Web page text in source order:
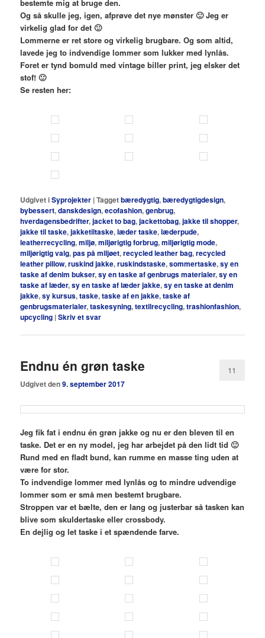
bestemte mig at bruge den.
Og så skulle jeg, igen, afprøve det nye mønster 🙂 Jeg er
virkelig glad for det 🙂
Lommerne er ret store og virkelig brugbare. Og som altid,
lavede jeg to indvendige lommer som lukker med lynlås.
Foret er tynd bomuld med vintage biller print, jeg elsker det
stof! 🙂
Se resten her:
Udgivet iSyprojekter |Taggetbæredygtig,bæredygtigdesign,
bybessert,danskdesign,ecofashion,genbrug,
hverdagensbedrifter,jacket to bag,jackettobag,jakke til shopper,
jakke til taske,jakketiltaske,læder taske,læderpude,
leatherrecycling,miljø,miljørigtig forbrug,miljørigtig mode,
miljørigtig valg,pas på miljøet,recycled leather bag,recycled
leather pillow,ruskind jakke,ruskindstaske,sommertaske,sy en
taske af denim bukser,sy en taske af genbrugs materialer,sy en
taske af læder,sy en taske af læder jakke,sy en taske at denim
jakke,sy kursus,taske,taske af en jakke,taske af
genbrugsmaterialer,taskesyning,textilrecycling,trashionfashion,
upcycling |Skriv et svar
Endnu én grøn taske
Udgivet den9. september 2017
11
Jeg fik fat i endnu én grøn jakke og nu er den bleven til en
taske. Det er en ny model, jeg har arbejdet på den lidt tid 🙂
Rund med en fladt bund, kan rumme en masse ting uden at
være for stor.
To indvendige lommer med lynlås og to mindre udvendige
lommer som er små men bestemt brugbare.
Stroppen var et bælte, den er lang og justerbar så tasken kan
blive som skuldertaske eller crossbody.
En dejlig og let taske i et spændende farve.